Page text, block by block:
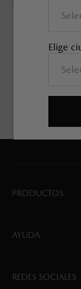
Elige
SKU EAN:
PRODUCTOS
AYUDA
REDES SOCIALES